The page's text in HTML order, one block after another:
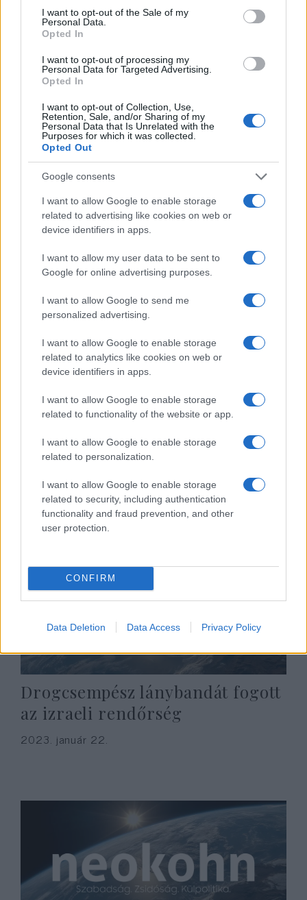
consent section.
I want to opt-out of the Sale of my
Personal Data.
Opted In
I want to opt-out of processing my
Personal Data for Targeted Advertising.
Opted In
I want to opt-out of Collection, Use,
Retention, Sale, and/or Sharing of my
Personal Data that Is Unrelated with the
Purposes for which it was collected.
Opted Out
Google consents
I want to allow Google to enable storage
related to advertising like cookies on web or
device identifiers in apps.
I want to allow my user data to be sent to
Google for online advertising purposes.
I want to allow Google to send me
personalized advertising.
I want to allow Google to enable storage
related to analytics like cookies on web or
device identifiers in apps.
I want to allow Google to enable storage
related to functionality of the website or app.
I want to allow Google to enable storage
related to personalization.
I want to allow Google to enable storage
related to security, including authentication
functionality and fraud prevention, and other
user protection.
CONFIRM
Data Deletion Data Access Privacy Policy
Rejtélyes eredetű náci drogok
lepték el Európát
Kegyelmet kapott a korábban
halálra ítélt izraeli nő
2023. március 26.
Drogcsempész lánybandát fogott
az izraeli rendőrség
2023. január 22.